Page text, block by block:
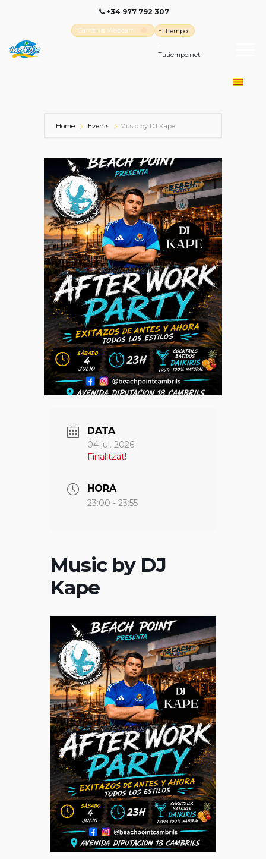
+34 977 792 307
Cambrils Webcam
El tiempo
-
Tutiempo.net
Home Events Music by DJ Kape
DATA
04 jul. 2026
Finalitzat!
HORA
23:00 - 23:55
Music by DJ
Kape